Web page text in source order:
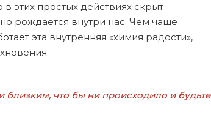
этих простых действиях скрыт
рождается внутри нас. Чем чаще
эта внутренняя «химия радости»,
что бы ни происходило и будьте